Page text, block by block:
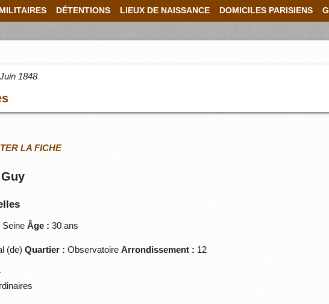
DÉTENTIONS LIEUX DE NAISSANCE DOMICILES PARISIENS
1848
LA FICHE
Seine Âge : 30 ans
(de)Quartier : ObservatoireArrondissement : 12